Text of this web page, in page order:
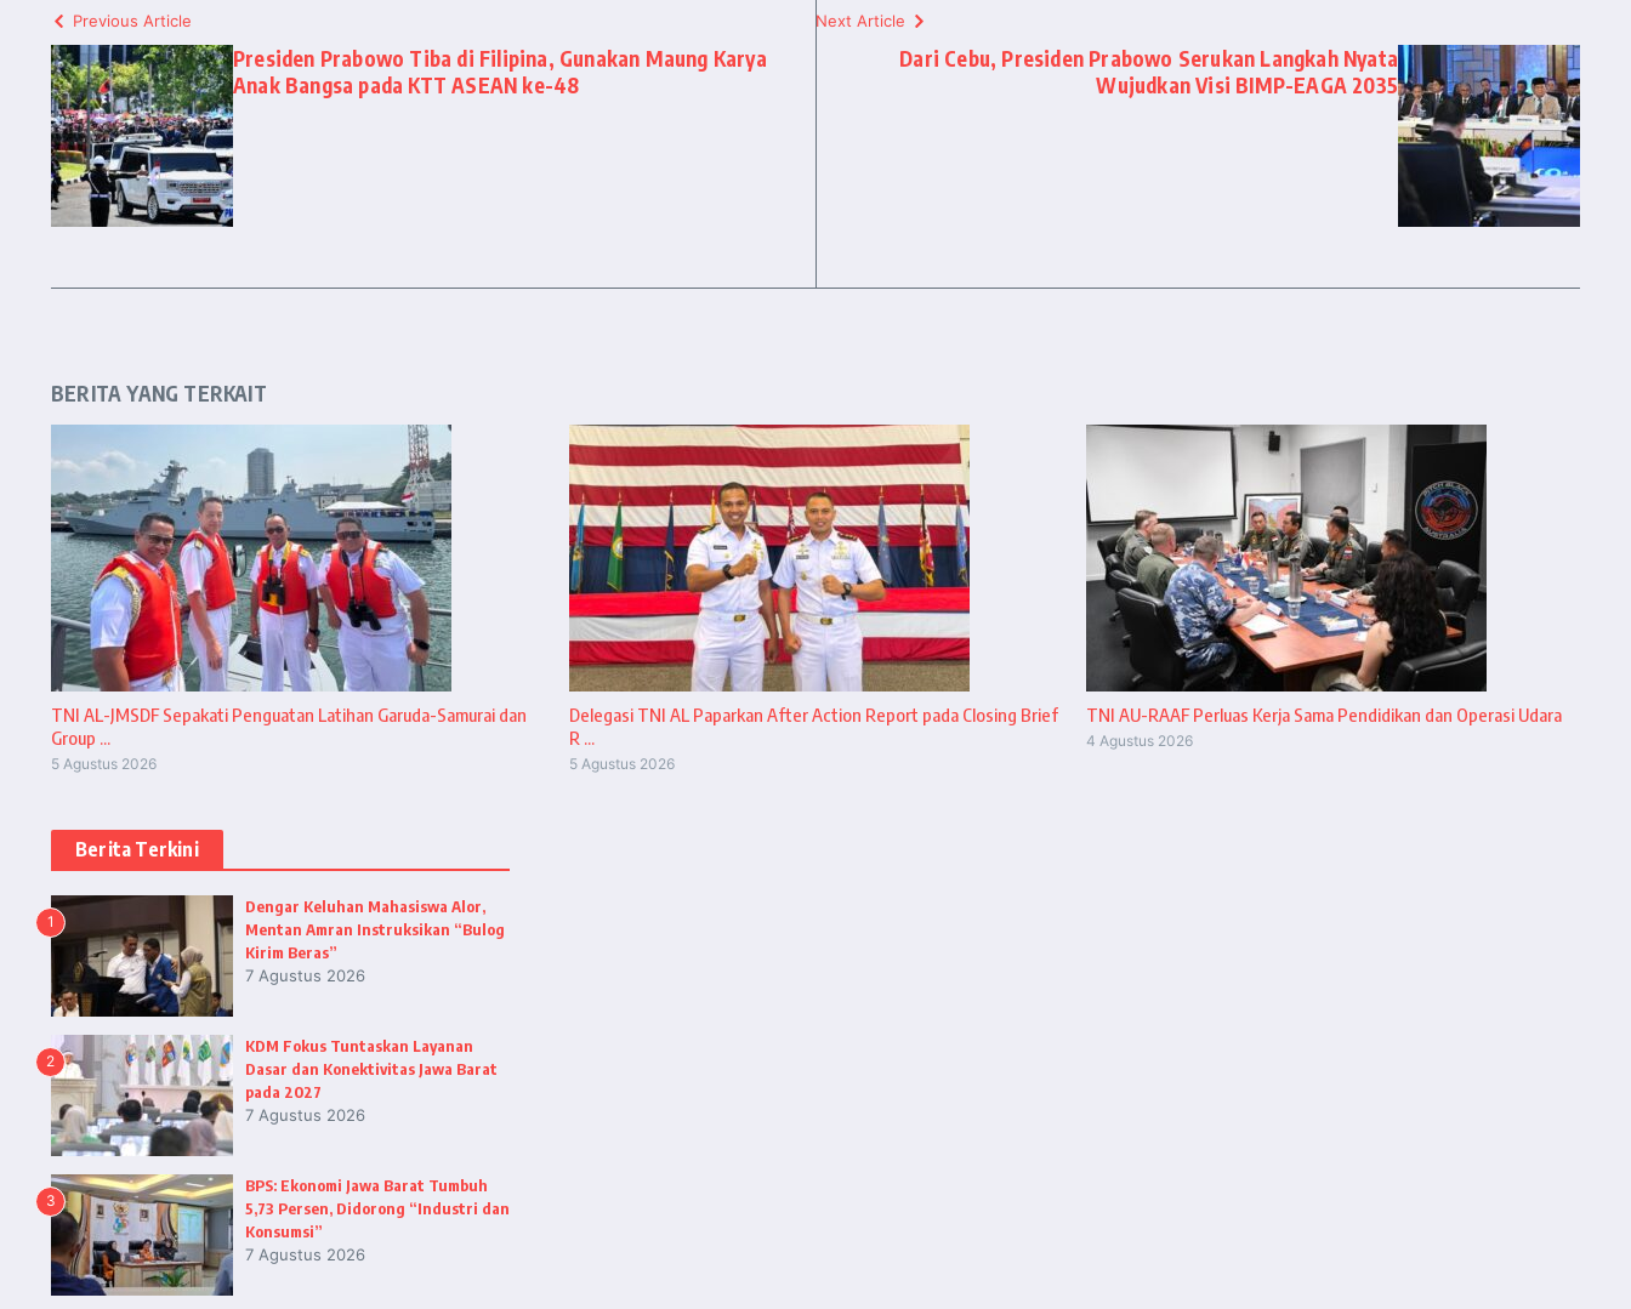
Previous Article
Presiden Prabowo Tiba di Filipina, Gunakan Maung Karya
Anak Bangsa pada KTT ASEAN ke-48
Next Article
Dari Cebu, Presiden Prabowo Serukan Langkah Nyata
Wujudkan Visi BIMP-EAGA 2035
BERITA YANG TERKAIT
TNI AL-JMSDF Sepakati Penguatan Latihan Garuda-Samurai dan
Group ...
5 Agustus 2026
Delegasi TNI AL Paparkan After Action Report pada Closing Brief
R ...
5 Agustus 2026
TNI AU-RAAF Perluas Kerja Sama Pendidikan dan Operasi Udara
4 Agustus 2026
Berita Terkini
1
Dengar Keluhan Mahasiswa Alor,
Mentan Amran Instruksikan “Bulog
Kirim Beras”
7 Agustus 2026
2
KDM Fokus Tuntaskan Layanan
Dasar dan Konektivitas Jawa Barat
pada 2027
7 Agustus 2026
3
BPS: Ekonomi Jawa Barat Tumbuh
5,73 Persen, Didorong “Industri dan
Konsumsi”
7 Agustus 2026